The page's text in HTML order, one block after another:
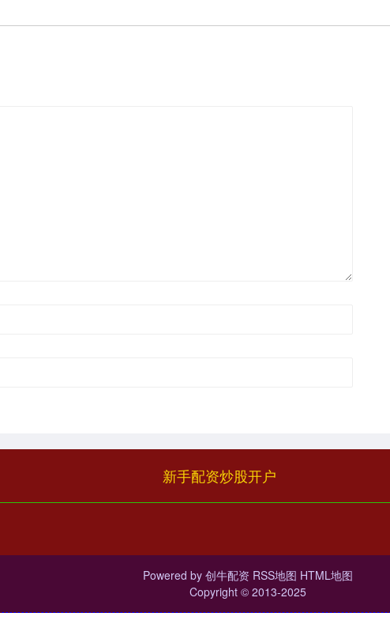
新手配资炒股开户
Powered by 创牛配资 RSS地图 HTML地图
Copyright © 2013-2025